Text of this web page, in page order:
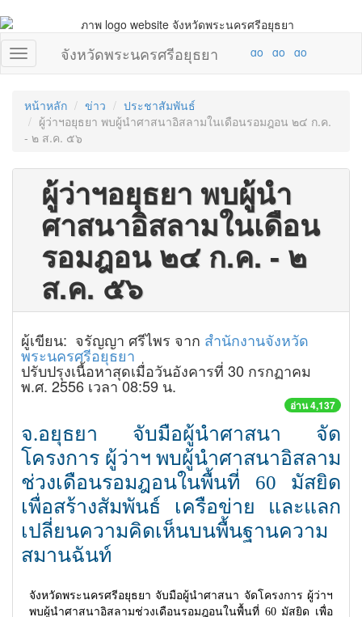
จังหวัดพระนครศรีอยุธยา
หน้าหลัก ข่าว
ประชาสัมพันธ์
ผู้ว่าฯอยุธยา พบผู้นำศาสนาอิสลามในเดือนรอมฎอน ๒๔ ก.ค.
- ๒ ส.ค. ๕๖
ผู้ว่าฯอยุธยา พบผู้นำ
ศาสนาอิสลามในเดือน
รอมฎอน ๒๔ ก.ค. - ๒
ส.ค. ๕๖
ผู้เขียน: จรัญญา ศรีไพร จาก สำนักงานจังหวัด
พระนครศรีอยุธยา
ปรับปรุงเนื้อหาสุดเมื่อวันอังคารที่ 30 กรกฏาคม
พ.ศ. 2556 เวลา 08:59 น.
อ่าน 4,137
จ.อยุธยา จับมือผู้นำศาสนา จัด
โครงการ ผู้ว่าฯ พบผู้นำศาสนาอิสลาม
ช่วงเดือนรอมฎอนในพื้นที่ 60 มัสยิด
เพื่อสร้างสัมพันธ์ เครือข่าย และแลก
เปลี่ยนความคิดเห็นบนพื้นฐานความ
สมานฉันท์
จังหวัดพระนครศรีอยุธยา จับมือผู้นำศาสนา จัดโครงการ ผู้ว่าฯ
พบผู้นำศาสนาอิสลามช่วงเดือนรอมฎอนในพื้นที่ 60 มัสยิด เพื่อ